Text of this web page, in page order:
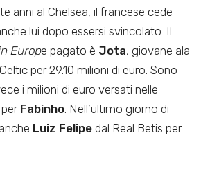
anni al Chelsea, il francese cede
lui dopo essersi svincolato. Il
Europe pagato è Jota, giovane ala
per 29.10 milioni di euro. Sono
i milioni di euro versati nelle
Fabinho. Nell’ultimo giorno di
Luiz Felipe dal Real Betis per